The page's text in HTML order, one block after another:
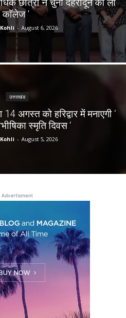
काॅलेज ‘
- August 6, 2026
उत्तराखंड
अगस्त को हरिद्वार में मनाएगी ‘
स्मृति दिवस ‘
- August 5, 2026
Advertisment